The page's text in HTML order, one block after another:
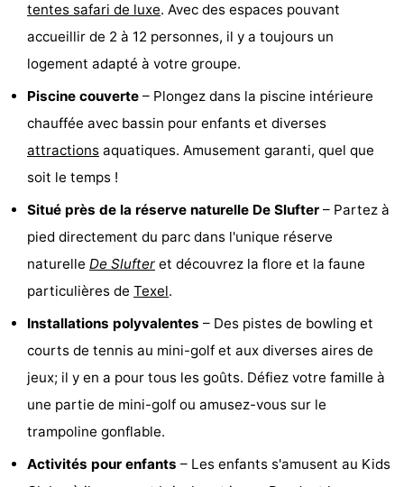
Park
Texel
Buytenveldt
De
Krim
EuroParcs
Texel
-
Kustpark
Texel
Sluftervallei
Strandhuys
Villapark
Residentie
Texel
Villapark
Vogelmient
Hôtels
Last
minutes
Plages
Voir
et
Lieux
tentes safari de luxe. Avec des espaces pouvant
accueillir de 2 à 12 personnes, il y a toujours un
logement adapté à votre groupe.
Piscine couverte – Plongez dans la piscine intérieure
chauffée avec bassin pour enfants et diverses
attractions aquatiques. Amusement garanti, quel que
soit le temps !
Situé près de la réserve naturelle De Slufter – Partez à
pied directement du parc dans l'unique réserve
naturelle De Slufter et découvrez la flore et la faune
particulières de Texel.
Installations polyvalentes – Des pistes de bowling et
courts de tennis au mini-golf et aux diverses aires de
jeux; il y en a pour tous les goûts. Défiez votre famille à
une partie de mini-golf ou amusez-vous sur le
trampoline gonflable.
Activités pour enfants – Les enfants s'amusent au Kids